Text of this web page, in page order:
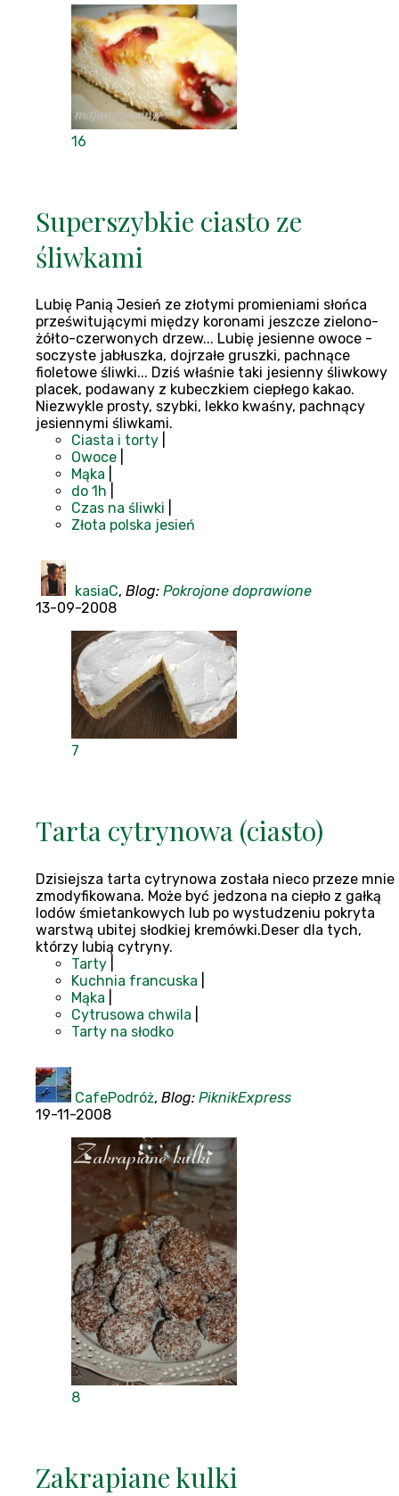
16
Superszybkie ciasto ze
śliwkami
Lubię Panią Jesień ze złotymi promieniami słońca
prześwitującymi między koronami jeszcze zielono-
żółto-czerwonych drzew... Lubię jesienne owoce -
soczyste jabłuszka, dojrzałe gruszki, pachnące
fioletowe śliwki... Dziś właśnie taki jesienny śliwkowy
placek, podawany z kubeczkiem ciepłego kakao.
Niezwykle prosty, szybki, lekko kwaśny, pachnący
jesiennymi śliwkami.
Ciasta i torty
Owoce
Mąka
do 1h
Czas na śliwki
Złota polska jesień
kasiaC, Blog: Pokrojone doprawione
13-09-2008
7
Tarta cytrynowa (ciasto)
Dzisiejsza tarta cytrynowa została nieco przeze mnie
zmodyfikowana. Może być jedzona na ciepło z gałką
lodów śmietankowych lub po wystudzeniu pokryta
warstwą ubitej słodkiej kremówki.Deser dla tych,
którzy lubią cytryny.
Tarty
Kuchnia francuska
Mąka
Cytrusowa chwila
Tarty na słodko
CafePodróż, Blog: PiknikExpress
19-11-2008
8
Zakrapiane kulki